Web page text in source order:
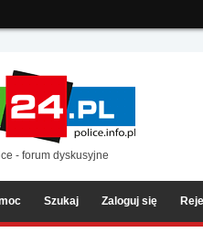
- forum dyskusyjne
Szukaj Zaloguj się